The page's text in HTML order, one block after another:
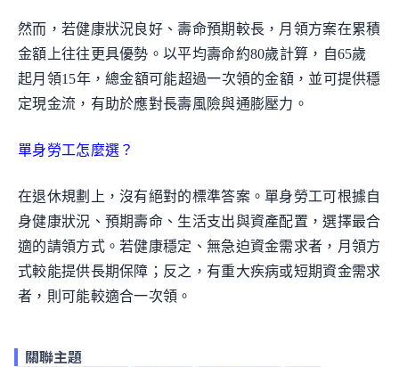
然而，若健康狀況良好、壽命預期較長，月領方案在累積
金額上往往更具優勢。以平均壽命約80歲計算，自65歲
起月領15年，總金額可能超過一次領的金額，並可提供穩
定現金流，有助於應對長壽風險與通膨壓力。
單身勞工怎麼選？
在退休規劃上，沒有絕對的標準答案。單身勞工可根據自
身健康狀況、預期壽命、生活支出與資產配置，選擇最合
適的請領方式。若健康穩定、無急迫資金需求者，月領方
式較能提供長期保障；反之，有重大疾病或短期資金需求
者，則可能較適合一次領。
關聯主題